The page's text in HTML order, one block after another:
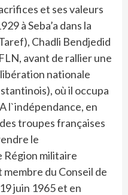
et ses valeurs
à Seba’a dans la
Chadli Bendjedid
avant de rallier une
nationale
où il occupa
l`indépendance, en
troupes françaises
le
Région militaire
du Conseil de
juin 1965 et en